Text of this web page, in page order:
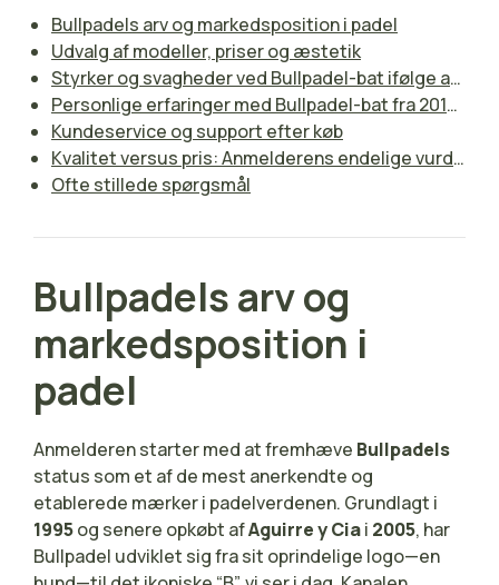
Bullpadels arv og markedsposition i padel
Udvalg af modeller, priser og æstetik
Styrker og svagheder ved Bullpadel-bat ifølge anmelderen
Personlige erfaringer med Bullpadel-bat fra 2018 til 2023
Kundeservice og support efter køb
Kvalitet versus pris: Anmelderens endelige vurdering
Ofte stillede spørgsmål
Bullpadels arv og
markedsposition i
padel
Anmelderen starter med at fremhæve Bullpadels
status som et af de mest anerkendte og
etablerede mærker i padelverdenen. Grundlagt i
1995og senere opkøbt afAguirre y Ciai 2005, har
Bullpadel udviklet sig fra sit oprindelige logo—en